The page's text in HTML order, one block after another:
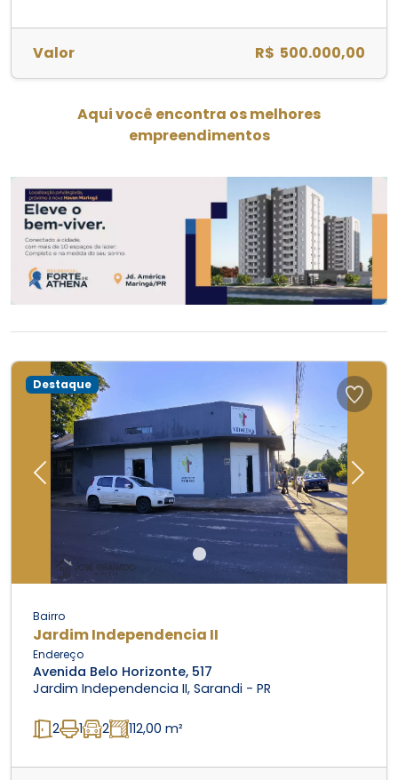
Valor R$ 500.000,00
Aqui você encontra os melhores
empreendimentos
Previous Next
Destaque
Bairro
Jardim Independencia II
Endereço
Avenida Belo Horizonte, 517
Jardim Independencia II, Sarandi - PR
2 1 2 112,00 m²